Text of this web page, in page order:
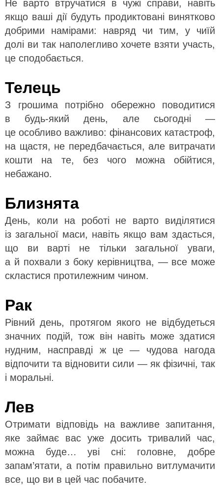
Не варто втручатися в чужі справи, навіть
якщо ваші дії будуть продиктовані винятково
добрими намірами: навряд чи тим, у чиїй
долі ви так наполегливо хочете взяти участь,
це сподобається.
Телець
З грошима потрібно обережно поводитися
в будь-який день, але сьогодні —
це особливо важливо: фінансових катастроф,
на щастя, не передбачається, але витрачати
кошти на те, без чого можна обійтися,
небажано.
Близнята
День, коли на роботі не варто виділятися
із загальної маси, навіть якщо вам здасться,
що ви варті не тільки загальної уваги,
а й похвали з боку керівництва, — все може
скластися протилежним чином.
Рак
Рівний день, протягом якого не відбудеться
значних подій, тож він навіть може здатися
нудним, насправді ж це — чудова нагода
відпочити та відновити сили — як фізичні, так
і моральні.
Лев
Отримати відповідь на важливе запитання,
яке займає вас уже досить тривалий час,
можна буде… уві сні: головне, добре
запам’ятати, а потім правильно витлумачити
все, що ви в цей час побачите.